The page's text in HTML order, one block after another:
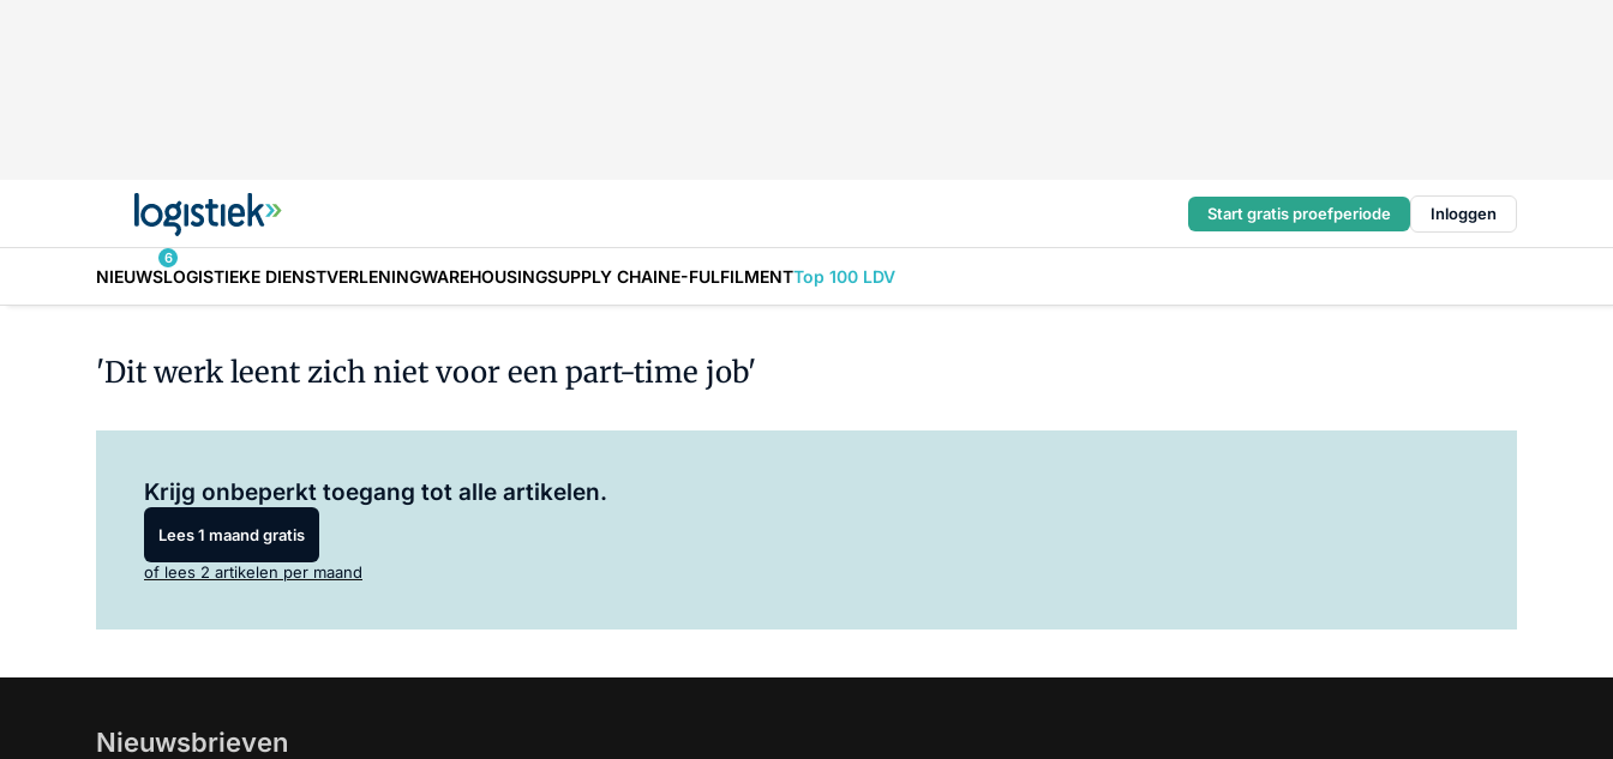
Start gratis proefperiode Inloggen
NIEUWS
6
LOGISTIEKE DIENSTVERLENINGWAREHOUSINGSUPPLY CHAINE-FULFILMENTTop 100 LDV
'Dit werk leent zich niet voor een part-time job'
Krijg onbeperkt toegang tot alle artikelen.
Lees 1 maand gratis
of lees 2 artikelen per maand
Nieuwsbrieven